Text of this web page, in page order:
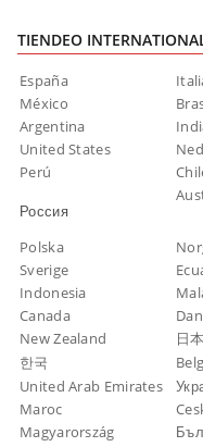
TIENDEO
España
México
Argentina
United States
Perú
Россия
Polska
Sverige
Indonesia
Canada
New Zealand
日本
한국
United Arab Emirates
Maroc
Magyarország